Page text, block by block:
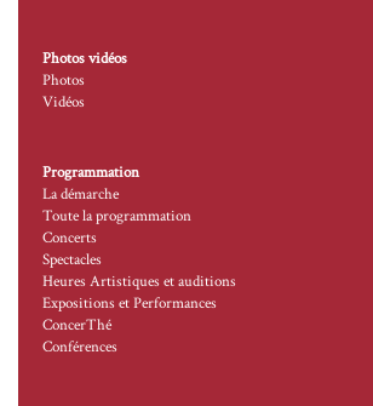
Photos vidéos
Photos
Vidéos
Programmation
La démarche
Toute la programmation
Concerts
Spectacles
Heures Artistiques et auditions
Expositions et Performances
ConcerThé
Conférences